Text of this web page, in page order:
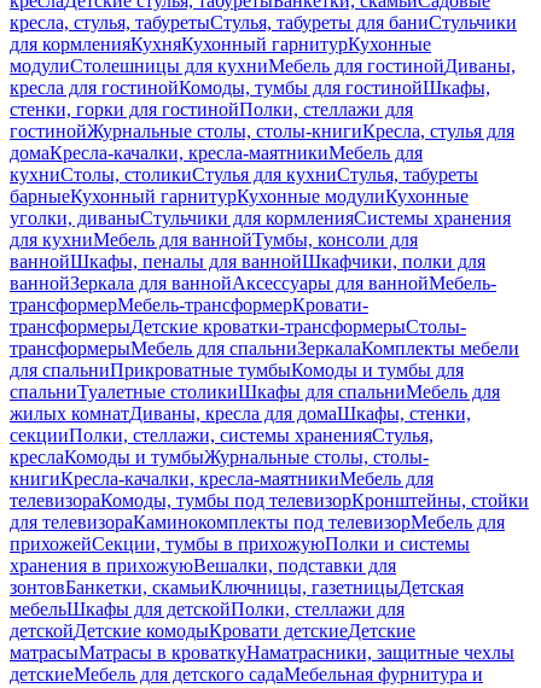
кресла, стулья, табуретыСтулья, табуреты для баниСтульчики
для кормленияКухняКухонный гарнитурКухонные
модулиСтолешницы для кухниМебель для гостинойДиваны,
кресла для гостинойКомоды, тумбы для гостинойШкафы,
стенки, горки для гостинойПолки, стеллажи для
гостинойЖурнальные столы, столы-книгиКресла, стулья для
домаКресла-качалки, кресла-маятникиМебель для
кухниСтолы, столикиСтулья для кухниСтулья, табуреты
барныеКухонный гарнитурКухонные модулиКухонные
уголки, диваныСтульчики для кормленияСистемы хранения
для кухниМебель для ваннойТумбы, консоли для
ваннойШкафы, пеналы для ваннойШкафчики, полки для
ваннойЗеркала для ваннойАксессуары для ваннойМебель-
трансформерМебель-трансформерКровати-
трансформерыДетские кроватки-трансформерыСтолы-
трансформерыМебель для спальниЗеркалаКомплекты мебели
для спальниПрикроватные тумбыКомоды и тумбы для
спальниТуалетные столикиШкафы для спальниМебель для
жилых комнатДиваны, кресла для домаШкафы, стенки,
секцииПолки, стеллажи, системы храненияСтулья,
креслаКомоды и тумбыЖурнальные столы, столы-
книгиКресла-качалки, кресла-маятникиМебель для
телевизораКомоды, тумбы под телевизорКронштейны, стойки
для телевизораКаминокомплекты под телевизорМебель для
прихожейСекции, тумбы в прихожуюПолки и системы
хранения в прихожуюВешалки, подставки для
зонтовБанкетки, скамьиКлючницы, газетницыДетская
мебельШкафы для детскойПолки, стеллажи для
детскойДетские комодыКровати детскиеДетские
матрасыМатрасы в кроваткуНаматрасники, защитные чехлы
детскиеМебель для детского садаМебельная фурнитура и